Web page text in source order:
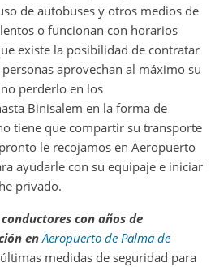
de autobuses y otros medios de
o funcionan con horarios
existe la posibilidad de contratar
aprovechan al máximo su
perderlo en los
Binisalem en la forma de
tiene que compartir su transporte
le recojamos en Aeropuerto
ayudarle con su equipaje e iniciar
privado.
conductores con años de
enAeropuerto de Palma de
medidas de seguridad para